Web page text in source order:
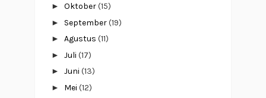
► Oktober(15)
► September(19)
► Agustus (11)
► Juli (17)
► Juni (13)
► Mei (12)